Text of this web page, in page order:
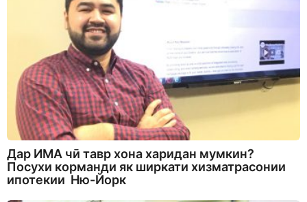
Дар ИМА чӣ тавр хона харидан мумкин?
Посухи корманди як ширкати хизматрасонии
ипотекии Ню-Йорк